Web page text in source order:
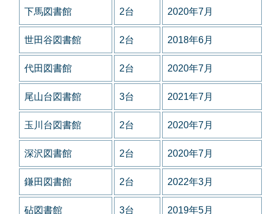
下馬図書館 2台 2020年7月
世田谷図書館 2台 2018年6月
代田図書館 2台 2020年7月
尾山台図書館 3台 2021年7月
玉川台図書館 2台 2020年7月
深沢図書館 2台 2020年7月
鎌田図書館 2台 2022年3月
砧図書館 3台 2019年5月